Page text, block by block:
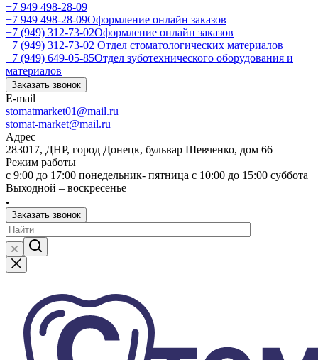
+7 949 498-28-09
+7 949 498-28-09Оформление онлайн заказов
+7 (949) 312-73-02Оформление онлайн заказов
+7 (949) 312-73-02 Отдел стоматологических материалов
+7 (949) 649-05-85Отдел зуботехнического оборудования и
материалов
Заказать звонок
E-mail
stomatmarket01@mail.ru
stomat-market@mail.ru
Адрес
283017, ДНР, город Донецк, бульвар Шевченко, дом 66
Режим работы
с 9:00 до 17:00 понедельник- пятница с 10:00 до 15:00 суббота
Выходной – воскресенье
Заказать звонок